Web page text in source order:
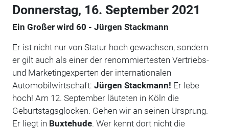
Donnerstag, 16. September 2021
Ein Großer wird 60 - Jürgen Stackmann
Er ist nicht nur von Statur hoch gewachsen, sondern
er gilt auch als einer der renommiertesten Vertriebs-
und Marketingexperten der internationalen
Automobilwirtschaft: Jürgen Stackmann! Er lebe
hoch! Am 12. September läuteten in Köln die
Geburtstagsglocken. Gehen wir an seinen Ursprung.
Er liegt in Buxtehude. Wer kennt dort nicht die